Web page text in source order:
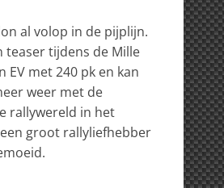
al volop in de pijplijn.
teaser tijdens de Mille
met 240 pk en kan
weer met de
rallywereld in het
groot rallyliefhebber